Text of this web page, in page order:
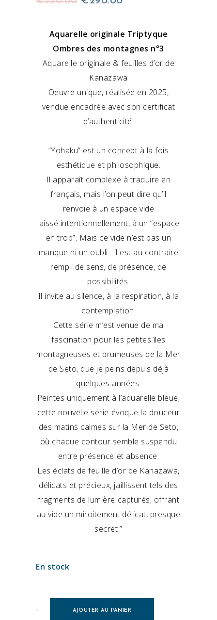
était :
€320.00.
est :
€290.00.
Aquarelle originale Triptyque
Ombres des montagnes n°3
Aquarelle originale & feuilles d’or de
Kanazawa
Oeuvre unique, réalisée en 2025,
vendue encadrée avec son certificat
d’authenticité.
“Yohaku” est un concept à la fois
esthétique et philosophique.
Il apparaît complexe à traduire en
français, mais l’on peut dire qu’il
renvoie à un espace vide
laissé intentionnellement, à un “espace
en trop”. Mais ce vide n’est pas un
manque ni un oubli : il est au contraire
rempli de sens, de présence, de
possibilités.
Il invite au silence, à la respiration, à la
contemplation.
Cette série m’est venue de ma
fascination pour les petites îles
montagneuses et brumeuses de la Mer
de Seto, que je peins depuis déjà
quelques années.
Peintes uniquement à l’aquarelle bleue,
cette nouvelle série évoque la douceur
des matins calmes sur la Mer de Seto,
où chaque contour semble suspendu
entre présence et absence.
Les éclats de feuille d’or de Kanazawa,
délicats et précieux, jaillissent tels des
fragments de lumière capturés, offrant
au vide un miroitement délicat, presque
secret.”
En stock
AJOUTER AU PANIER